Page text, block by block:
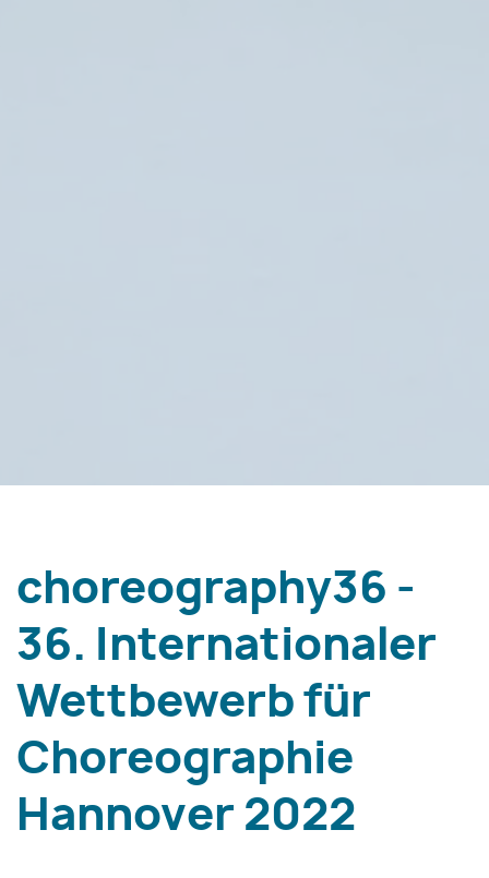
choreography36 -
36. Internationaler
Wettbewerb für
Choreographie
Hannover 2022